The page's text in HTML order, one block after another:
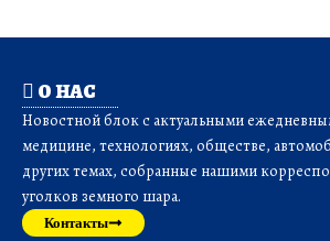
О НАС
Новостной блок с актуальными
медицине, технологиях, обществе,
других темах, собранные нашими
уголков земного шара.
Контакты